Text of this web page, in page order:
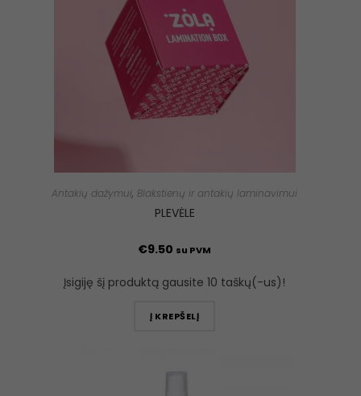
Antakių dažymui, Blakstienų ir antakių laminavimui
PLEVĖLE
€9.50 su PVM
Įsigiję šį produktą gausite 10 taškų(-us)!
Į KREPŠELĮ